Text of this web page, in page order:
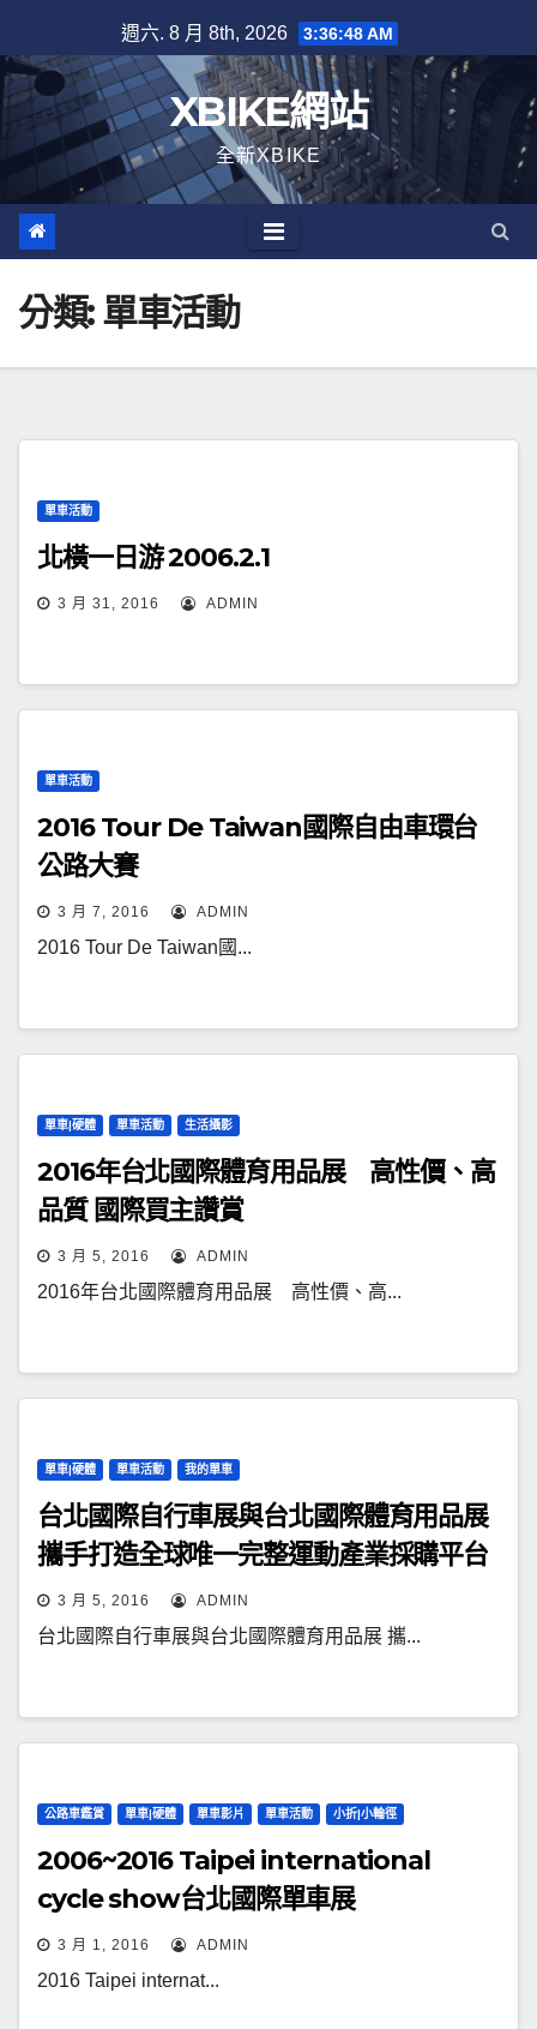
to
content
週六. 8 月 8th, 2026 3:36:48 AM
XBIKE網站
全新XBIKE
分類:單車活動
單車活動
北橫一日游 2006.2.1
3 月 31, 2016 ADMIN
單車活動
2016 Tour De Taiwan國際自由車環台
公路大賽
3 月 7, 2016 ADMIN
2016 Tour De Taiwan國...
單車|硬體 單車活動 生活攝影
2016年台北國際體育用品展 高性價、高
品質 國際買主讚賞
3 月 5, 2016 ADMIN
2016年台北國際體育用品展 高性價、高...
單車|硬體 單車活動 我的單車
台北國際自行車展與台北國際體育用品展
攜手打造全球唯一完整運動產業採購平台
3 月 5, 2016 ADMIN
台北國際自行車展與台北國際體育用品展 攜...
公路車鑑賞 單車|硬體 單車影片 單車活動 小折|小輪徑
2006~2016 Taipei international
cycle show台北國際單車展
3 月 1, 2016 ADMIN
2016 Taipei internat...